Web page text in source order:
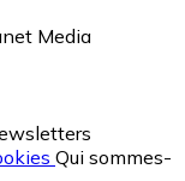
Media
Qui sommes-